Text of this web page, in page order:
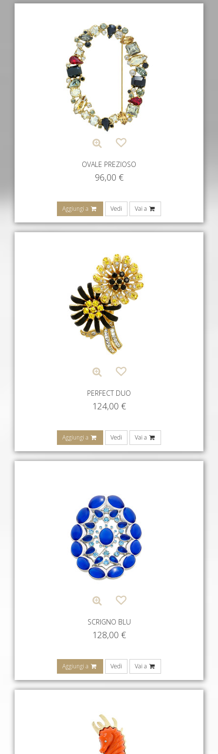
OVALE PREZIOSO
96,00 €
Aggiungi a Vedi Vai a
PERFECT DUO
124,00 €
Aggiungi a Vedi Vai a
SCRIGNO BLU
128,00 €
Aggiungi a Vedi Vai a